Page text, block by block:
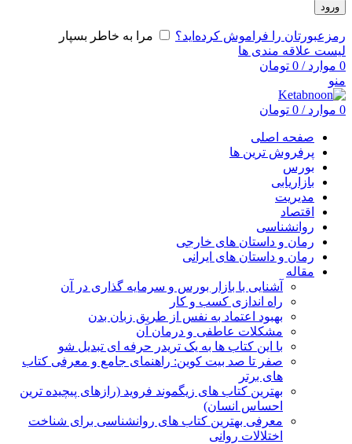
ورود
رمزعبورتان را فراموش کرده‌اید؟
مرا به خاطر بسپار
لیست علاقه مندی ها
0 موارد /
0 تومان
منو
0 موارد /
0 تومان
صفحه اصلی
پرفروش ترین ها
بورس
بازاریابی
مدیریت
اقتصاد
روانشناسی
رمان و داستان های خارجی
رمان و داستان های ایرانی
مقاله
آشنایی با بازار بورس و سرمایه گذاری در آن
راه اندازی کسب و کار
بهبود اعتماد به نفس از طریق زبان بدن
مشکلات عاطفی و درمان آن
با این کتاب ها به یک تریدر حرفه ای تبدیل شو
صفر تا صد بیت کوین: راهنمای جامع و معرفی کتاب
های برتر
بهترین کتاب های زیگموند فروید (رازهای پیچیده ترین
احساس انسان)
معرفی بهترین کتاب های روانشناسی برای شناخت
اختلالات روانی